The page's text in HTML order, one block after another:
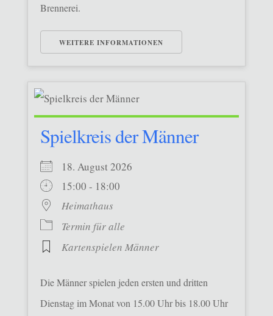
Brennerei.
WEITERE INFORMATIONEN
Spielkreis der Männer
18. August 2026
15:00 - 18:00
Heimathaus
Termin für alle
Kartenspielen Männer
Die Männer spielen jeden ersten und dritten
Dienstag im Monat von 15.00 Uhr bis 18.00 Uhr